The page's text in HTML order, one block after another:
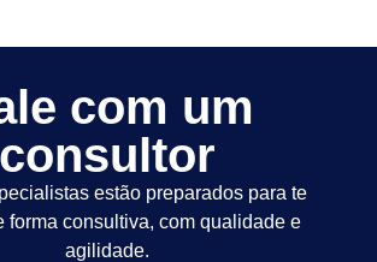
com um
consultor
estão preparados para te
forma consultiva, com qualidade e
agilidade.